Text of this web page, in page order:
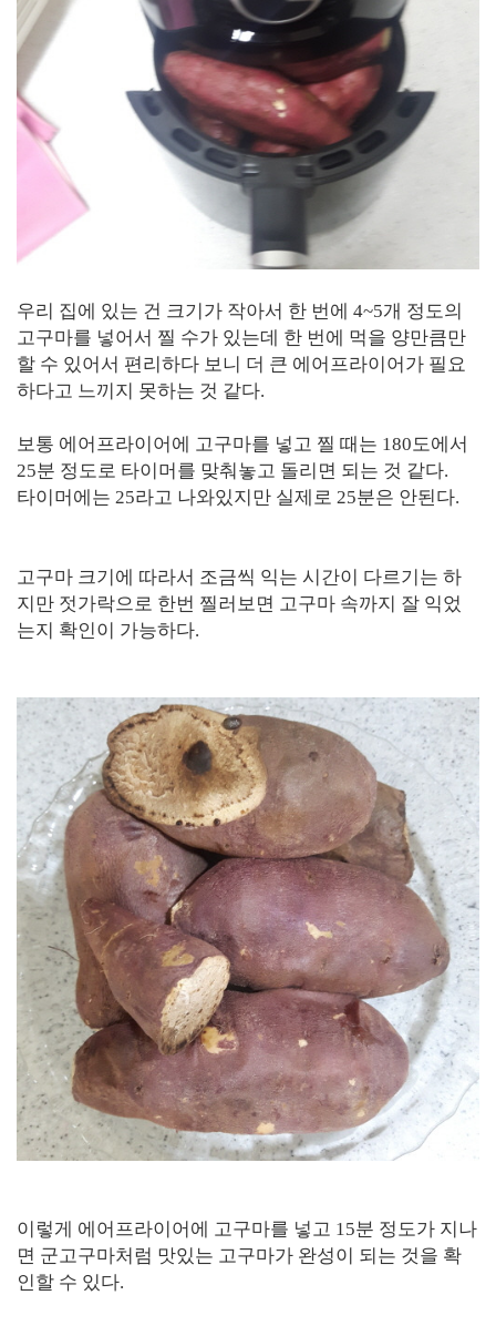
우리 집에 있는 건 크기가 작아서 한 번에 4~5개 정도의
고구마를 넣어서 찔 수가 있는데 한 번에 먹을 양만큼만
할 수 있어서 편리하다 보니 더 큰 에어프라이어가 필요
하다고 느끼지 못하는 것 같다.
보통 에어프라이어에 고구마를 넣고 찔 때는 180도에서
25분 정도로 타이머를 맞춰놓고 돌리면 되는 것 같다.
타이머에는 25라고 나와있지만 실제로 25분은 안된다.
고구마 크기에 따라서 조금씩 익는 시간이 다르기는 하
지만 젓가락으로 한번 찔러보면 고구마 속까지 잘 익었
는지 확인이 가능하다.
이렇게 에어프라이어에 고구마를 넣고 15분 정도가 지나
면 군고구마처럼 맛있는 고구마가 완성이 되는 것을 확
인할 수 있다.